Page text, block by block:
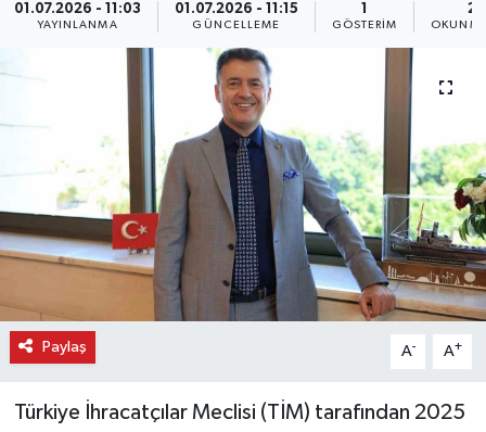
01.07.2026 - 11:03
YAYINLANMA
01.07.2026 - 11:15
GÜNCELLEME
1
GÖSTERIM
2
Paylaş A- A+
Türkiye İhracatçılar Meclisi (TİM) tarafından 2025